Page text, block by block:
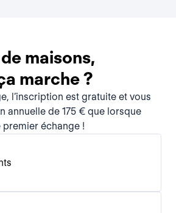
maisons,
marche ?
l’inscription est gratuite et vous
annuelle de 175 € que lorsque
échange !